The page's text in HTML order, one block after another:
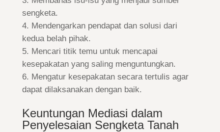
sengketa.
Mendengarkan pendapat dan solusi dari
kedua belah pihak.
Mencari titik temu untuk mencapai
kesepakatan yang saling menguntungkan.
Mengatur kesepakatan secara tertulis agar
dapat dilaksanakan dengan baik.
Keuntungan Mediasi dalam
Penyelesaian Sengketa Tanah